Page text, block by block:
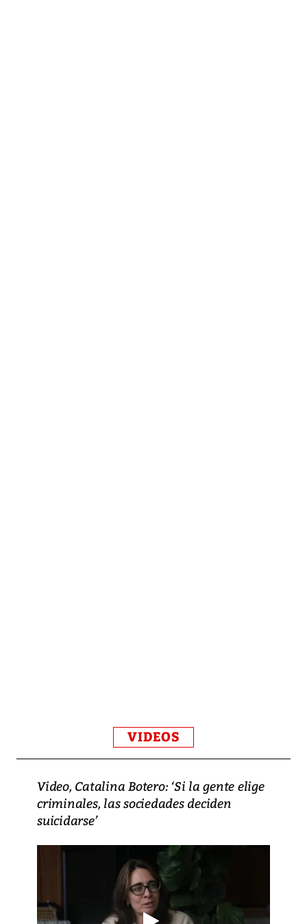
VIDEOS
Video, Catalina Botero: ‘Si la gente elige
criminales, las sociedades deciden
suicidarse’